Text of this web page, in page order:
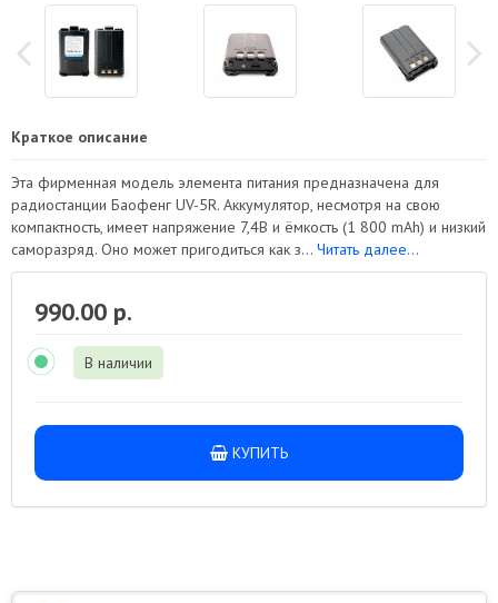
Краткое описание
Эта фирменная модель элемента питания предназначена для
радиостанции Баофенг UV-5R. Аккумулятор, несмотря на свою
компактность, имеет напряжение 7,4В и ёмкость (1 800 mAh) и низкий
саморазряд. Оно может пригодиться как з... Читать далее...
990.00 р.
В наличии
КУПИТЬ